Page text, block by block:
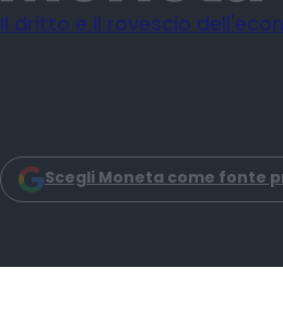
Il dritto e il rovescio
Scegli Moneta come fonte